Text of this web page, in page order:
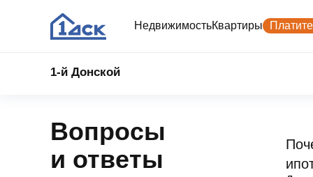
НедвижимостьКвартиры
Ипотечные программы
Калькулятор ипотеки
Поиск арендатора для
коммерческой недвижимости
О компании
1-й Донской
Вопросы
и ответы